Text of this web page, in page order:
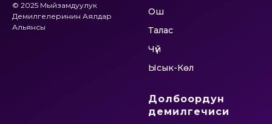
© 2025 Мыйзамдуулук
Демилгелеринин Аялдар
Альянсы
Ош
Талас
Чүй
Ысык-Көл
Долбоордун
демилгечиси